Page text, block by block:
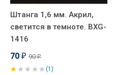
Штанга 1,6 мм. Акрил,
светится в темноте. BXG-
1416
70 ₽ 90₽
(1)